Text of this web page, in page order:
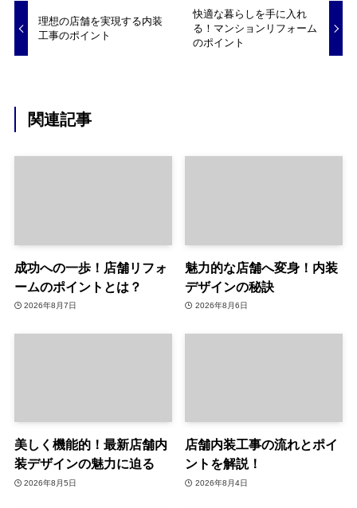
理想の店舗を実現する内装
工事のポイント
快適な暮らしを手に入れ
る！マンションリフォーム
のポイント
関連記事
成功への一歩！店舗リフォ
ームのポイントとは？
2026年8月7日
魅力的な店舗へ変身！内装
デザインの秘訣
2026年8月6日
美しく機能的！最新店舗内
装デザインの魅力に迫る
2026年8月5日
店舗内装工事の流れとポイ
ントを解説！
2026年8月4日